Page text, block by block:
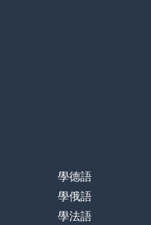
學德語
學俄語
學法語